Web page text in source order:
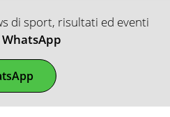
di sport, risultati ed eventi
WhatsApp